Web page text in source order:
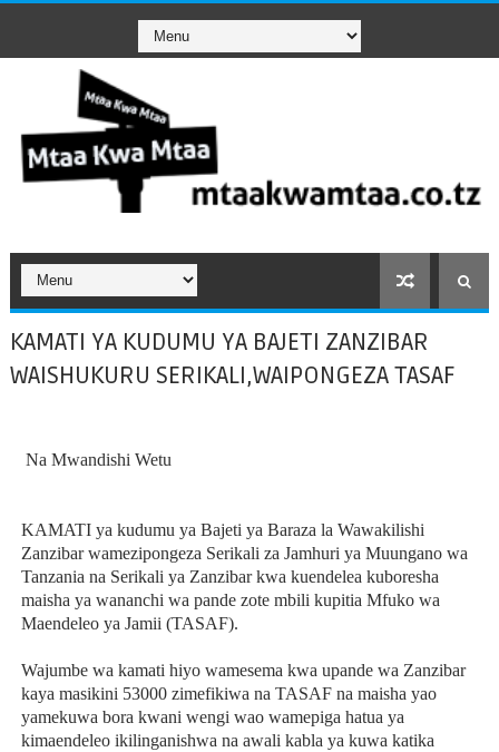
KAMATI YA KUDUMU YA BAJETI ZANZIBAR
WAISHUKURU SERIKALI,WAIPONGEZA TASAF
Na Mwandishi Wetu
KAMATI ya kudumu ya Bajeti ya Baraza la Wawakilishi
Zanzibar wamezipongeza Serikali za Jamhuri ya Muungano wa
Tanzania na Serikali ya Zanzibar kwa kuendelea kuboresha
maisha ya wananchi wa pande zote mbili kupitia Mfuko wa
Maendeleo ya Jamii (TASAF).
Wajumbe wa kamati hiyo wamesema kwa upande wa Zanzibar
kaya masikini 53000 zimefikiwa na TASAF na maisha yao
yamekuwa bora kwani wengi wao wamepiga hatua ya
kimaendeleo ikilinganishwa na awali kabla ya kuwa katika